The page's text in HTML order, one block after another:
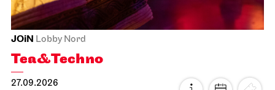
JOiN Lobby Nord
Tea&Techno
27.09.2026